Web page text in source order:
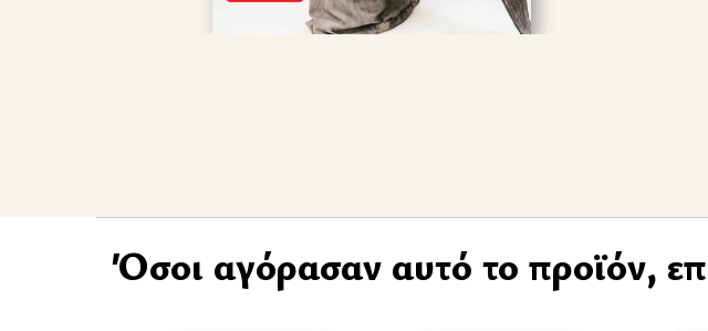
Όσοι αγόρασαν αυτό το προϊόν,